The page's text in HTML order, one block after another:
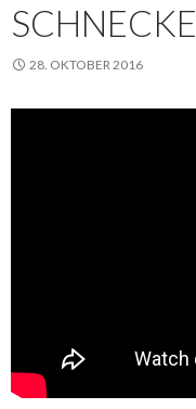
SCHNECKE
28. OKTOBER 2016